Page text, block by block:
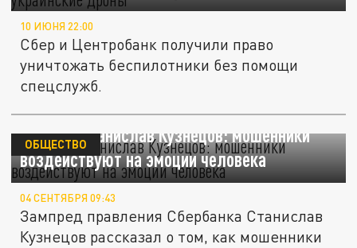
10 ИЮНЯ 22:00
Сбер и Центробанк получили право
уничтожать беспилотники без помощи
спецслужб.
Эксперт Станислав Кузнецов: мошенники
воздействуют на эмоции человека
ОБЩЕСТВО
04 СЕНТЯБРЯ 09:43
Зампред правления Сбербанка Станислав
Кузнецов рассказал о том, как мошенники